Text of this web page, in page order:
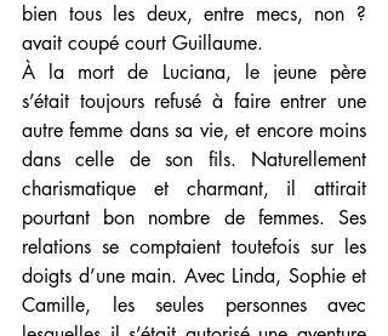
bien tous les deux, entre mecs, non ?
avait coupé court Guillaume.
À la mort de Luciana, le jeune père
s’était toujours refusé à faire entrer une
autre femme dans sa vie, et encore moins
dans celle de son fils. Naturellement
charismatique et charmant, il attirait
pourtant bon nombre de femmes. Ses
relations se comptaient toutefois sur les
doigts d’une main. Avec Linda, Sophie et
Camille, les seules personnes avec